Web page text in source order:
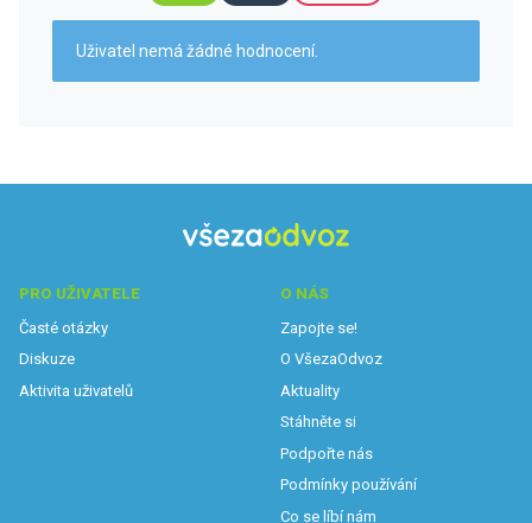
Uživatel nemá žádné hodnocení.
PRO UŽIVATELE
Časté otázky
Diskuze
Aktivita uživatelů
O NÁS
Zapojte se!
O VšezaOdvoz
Aktuality
Stáhněte si
Podpořte nás
Podmínky používání
Co se líbí nám